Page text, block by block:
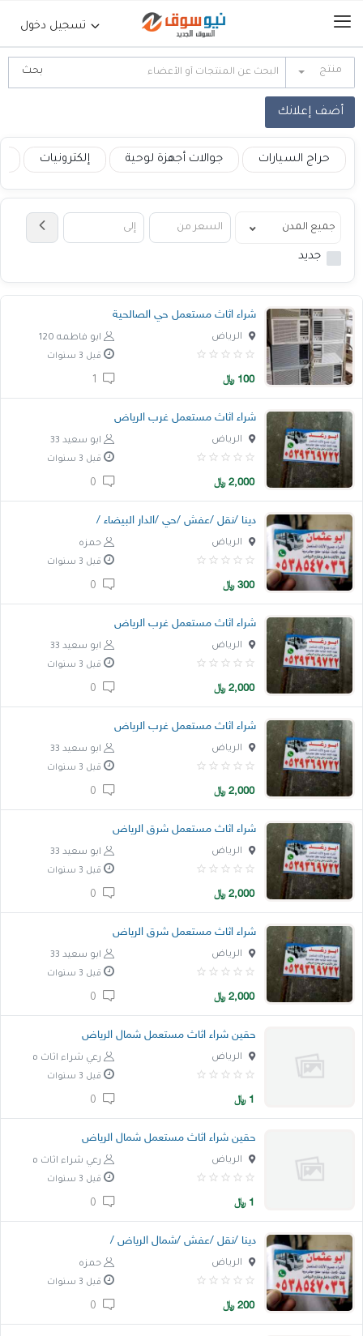
تسجيل دخول
الرئيسية
حراج السيارات
جوالات أجهزة لوحية
إلكترونيات
عقارات
أثاث وديكورات
خدمات
المدونة
إتصل بنا
اتفاقية الاستخدام
الشروط & السياسات
تسجيل دخول
التسجيل في الموقع
منتج
أضف إعلانك
حراج السيارات جوالات أجهزة لوحية إلكترونيات
جديد
شراء اثاث مستعمل حي الصالحية
ابو فاطمه 120 الرياض
قبل 3 سنوات
100 ﷼
شراء اثاث مستعمل غرب الرياض
ابو سعيد 33 الرياض
قبل 3 سنوات
2,000 ﷼
دينا /نقل /عفش /حي /الدار البيضاء /
حمزه الرياض
قبل 3 سنوات
300 ﷼
شراء اثاث مستعمل غرب الرياض
ابو سعيد 33 الرياض
قبل 3 سنوات
2,000 ﷼
شراء اثاث مستعمل غرب الرياض
ابو سعيد 33 الرياض
قبل 3 سنوات
2,000 ﷼
شراء اثاث مستعمل شرق الرياض
ابو سعيد 33 الرياض
قبل 3 سنوات
2,000 ﷼
شراء اثاث مستعمل شرق الرياض
ابو سعيد 33 الرياض
قبل 3 سنوات
2,000 ﷼
حقين شراء اثاث مستعمل شمال الرياض
رعي شراء اثاث الرياض
قبل 3 سنوات
1 ﷼
حقين شراء اثاث مستعمل شمال الرياض
رعي شراء اثاث الرياض
قبل 3 سنوات
1 ﷼
دينا /نقل /عفش /شمال الرياض /
حمزه الرياض
قبل 3 سنوات
200 ﷼